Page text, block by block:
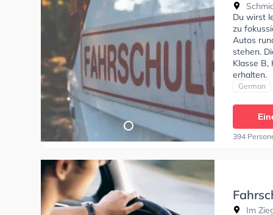
Du wirst
zu
Autos
stehen.
Klasse B,
erhalten.
German
394
Im